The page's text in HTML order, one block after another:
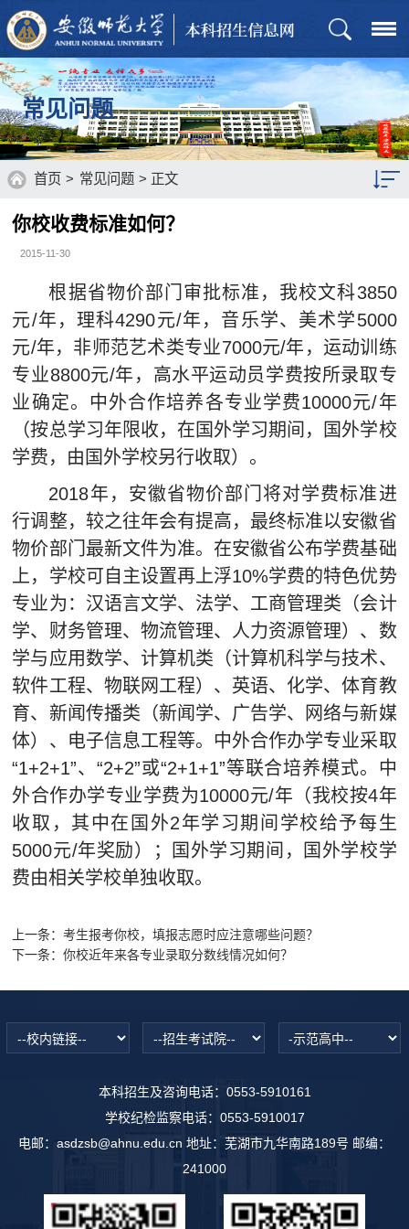
常见问题
首页 > 常见问题 > 正文
你校收费标准如何？
2015-11-30
根据省物价部门审批标准，我校文科3850
元/年，理科4290元/年，音乐学、美术学5000
元/年，非师范艺术类专业7000元/年，运动训练
专业8800元/年，高水平运动员学费按所录取专
业确定。中外合作培养各专业学费10000元/年
（按总学习年限收，在国外学习期间，国外学校
学费，由国外学校另行收取）。
2018年，安徽省物价部门将对学费标准进
行调整，较之往年会有提高，最终标准以安徽省
物价部门最新文件为准。在安徽省公布学费基础
上，学校可自主设置再上浮10%学费的特色优势
专业为：汉语言文学、法学、工商管理类（会计
学、财务管理、物流管理、人力资源管理）、数
学与应用数学、计算机类（计算机科学与技术、
软件工程、物联网工程）、英语、化学、体育教
育、新闻传播类（新闻学、广告学、网络与新媒
体）、电子信息工程等。中外合作办学专业采取
“1+2+1”、“2+2”或“2+1+1”等联合培养模式。中
外合作办学专业学费为10000元/年（我校按4年
收取，其中在国外2年学习期间学校给予每生
5000元/年奖励）；国外学习期间，国外学校学
费由相关学校单独收取。
上一条：考生报考你校，填报志愿时应注意哪些问题？
下一条：你校近年来各专业录取分数线情况如何？
本科招生及咨询电话：0553-5910161
学校纪检监察电话：0553-5910017
电邮：asdzsb@ahnu.edu.cn 地址：芜湖市九华南路189号 邮编：
241000